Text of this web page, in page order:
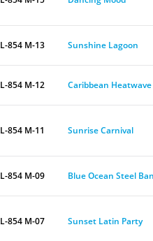
854 M-13 Sunshine Lagoon
854 M-12 Caribbean Heatwave
854 M-11 Sunrise Carnival
854 M-09 Blue Ocean Steel
854 M-07 Sunset Latin Party